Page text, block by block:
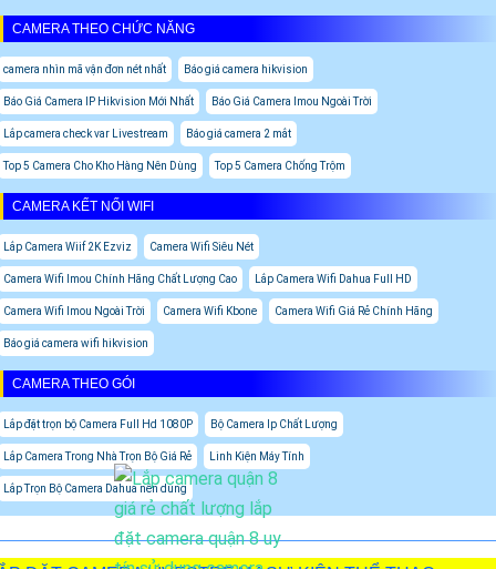
CAMERA THEO CHỨC NĂNG
camera nhìn mã vận đơn nét nhất Báo giá camera hikvision
Báo Giá Camera IP Hikvision Mới Nhất Báo Giá Camera Imou Ngoài Trời
Lắp camera check var Livestream Báo giá camera 2 mắt
Top 5 Camera Cho Kho Hàng Nên Dùng Top 5 Camera Chống Trộm
CAMERA KẾT NỐI WIFI
Lắp Camera Wiif 2K Ezviz Camera Wifi Siêu Nét
Camera Wifi Imou Chính Hãng Chất Lượng Cao Lắp Camera Wifi Dahua Full HD
Camera Wifi Imou Ngoài Trời Camera Wifi Kbone Camera Wifi Giá Rẻ Chính Hãng
Báo giá camera wifi hikvision
CAMERA THEO GÓI
Lắp đặt trọn bộ Camera Full Hd 1080P Bộ Camera Ip Chất Lượng
Lắp Camera Trong Nhà Trọn Bộ Giá Rẻ Linh Kiện Máy Tính
Lắp Trọn Bộ Camera Dahua nên dùng